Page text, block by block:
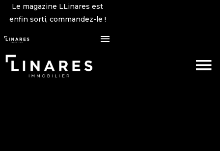
Le magazine LLinares est
enfin sorti, commandez-le !